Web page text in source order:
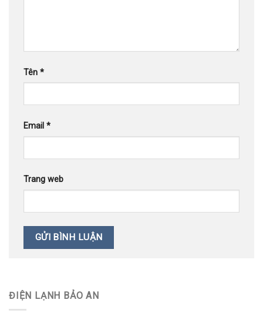
Tên *
Email *
Trang web
ĐIỆN LẠNH BẢO AN